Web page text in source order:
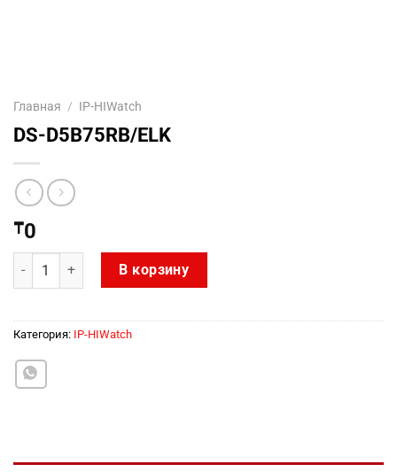
Главная / IP-HIWatch
DS-D5B75RB/ELK
₸0
Количество товара DS-D5B75RB/ELK
В корзину
Категория: IP-HIWatch